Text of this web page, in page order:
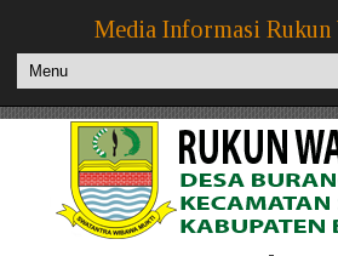
Media Informasi Rukun